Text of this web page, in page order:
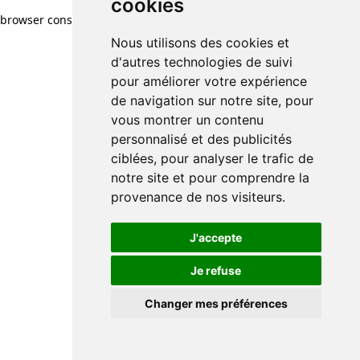
cookies
Nous utilisons des cookies et
d'autres technologies de suivi
pour améliorer votre expérience
de navigation sur notre site, pour
vous montrer un contenu
personnalisé et des publicités
ciblées, pour analyser le trafic de
notre site et pour comprendre la
provenance de nos visiteurs.
J'accepte
Je refuse
Changer mes préférences
browser console for more information)